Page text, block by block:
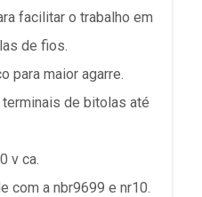
facilitar o trabalho em
de fios.
para maior agarre.
de bitolas até
v ca.
com a nbr9699 e nr10.